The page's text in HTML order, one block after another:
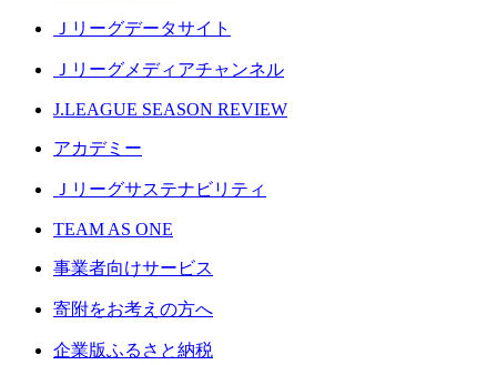
Ｊリーグデータサイト
Ｊリーグメディアチャンネル
J.LEAGUE SEASON REVIEW
アカデミー
Ｊリーグサステナビリティ
TEAM AS ONE
事業者向けサービス
寄附をお考えの方へ
企業版ふるさと納税